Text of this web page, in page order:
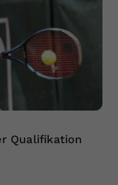
Qualifikation